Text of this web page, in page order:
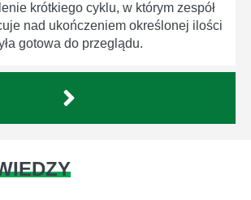
krótkiego cyklu, w którym zespół
nad ukończeniem określonej ilości
gotowa do przeglądu.